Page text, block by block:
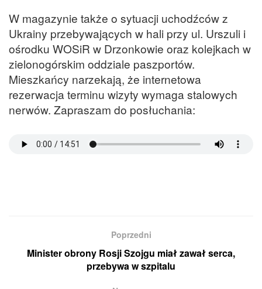
W magazynie także o sytuacji uchodźców z
Ukrainy przebywających w hali przy ul. Urszuli i
ośrodku WOSiR w Drzonkowie oraz kolejkach w
zielonogórskim oddziale paszportów.
Mieszkańcy narzekają, że internetowa
rezerwacja terminu wizyty wymaga stalowych
nerwów. Zapraszam do posłuchania:
Poprzedni
Minister obrony Rosji Szojgu miał zawał serca,
przebywa w szpitalu